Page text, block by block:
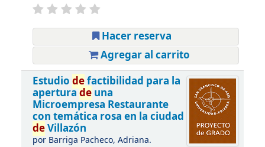
Hacer reserva
Agregar al carrito
Estudio defactibilidad para la
aperturadeuna
Microempresa Restaurante
con temática rosa en la ciudad
deVillazón
por Barriga Pacheco, Adriana.